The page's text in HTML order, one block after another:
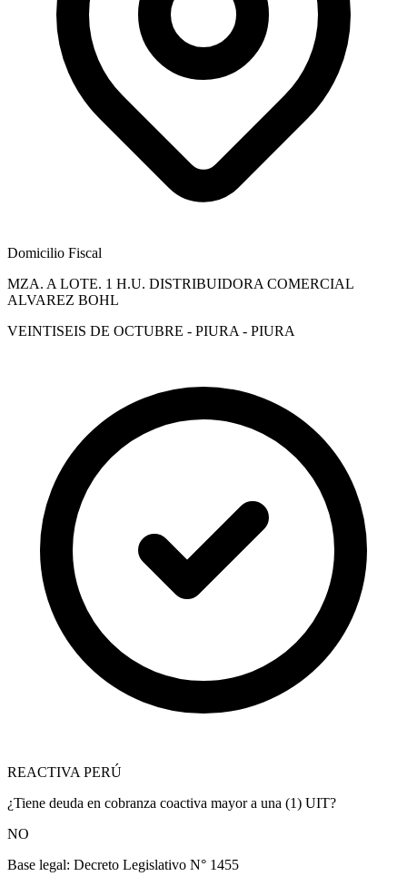
Domicilio Fiscal
MZA. A LOTE. 1 H.U. DISTRIBUIDORA COMERCIAL
ALVAREZ BOHL
VEINTISEIS DE OCTUBRE - PIURA - PIURA
REACTIVA PERÚ
¿Tiene deuda en cobranza coactiva mayor a una (1) UIT?
NO
Base legal: Decreto Legislativo N° 1455